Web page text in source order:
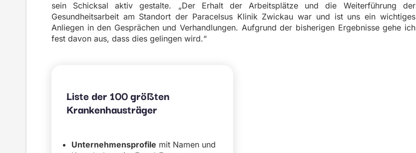
sein Schicksal aktiv gestalte. „Der Erhalt der Arbeitsplätze und die Weiterführung der
Gesundheitsarbeit am Standort der Paracelsus Klinik Zwickau war und ist uns ein wichtiges
Anliegen in den Gesprächen und Verhandlungen. Aufgrund der bisherigen Ergebnisse gehe ich
fest davon aus, dass dies gelingen wird.“
Liste der 100 größten
Krankenhausträger
Unternehmensprofile mit Namen und